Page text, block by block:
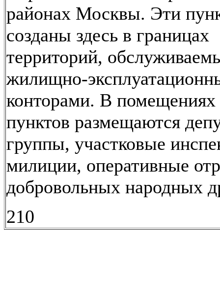
районах Москвы. Эти
созданы здесь в границах
территорий,
жилищно-
конторами. В помещениях
пунктов размещаются
группы, участковые
милиции, оперативные
добровольных народных
210